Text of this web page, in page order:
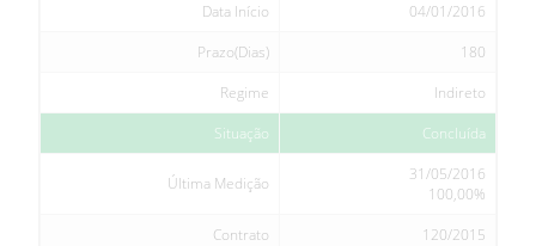
Data Início
04/01/2016
Prazo(Dias)
180
Regime
Indireto
Situação
Concluída
Última Medição
31/05/2016
100,00%
Contrato
120/2015